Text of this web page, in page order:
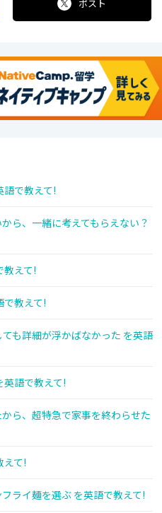
ポスト
語で教えて!
ら、一緒に考えてもらえない？
教えて!
で教えて!
も詳細が浮かばなかった を英語
英語で教えて!
ら、超特急で家事を終わらせた
えて!
ライ麺を選ぶ を英語で教えて!